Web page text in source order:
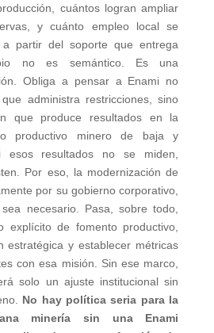
cuántos logran ampliar
y cuánto empleo local se
partir del soporte que entrega
no es semántico. Es una
Obliga a pensar a Enami no
administra restricciones, sino
que produce resultados en la
productivo minero de baja y
esos resultados no se miden,
Por eso, la modernización de
por su gobierno corporativo,
necesario. Pasa, sobre todo,
explícito de fomento productivo,
estratégica y establecer métricas
con esa misión. Sin ese marco,
solo un ajuste institucional sin
No hay política seria para la
minería sin una Enami